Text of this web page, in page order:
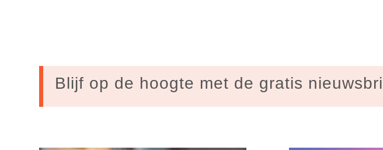
Blijf op de hoogte met de gratis